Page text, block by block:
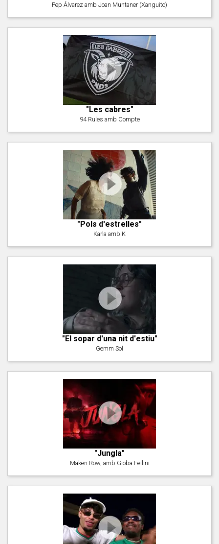
Pep Álvarez amb Joan Muntaner (Xanguito)
"Les cabres"
94 Rules amb Compte
"Pols d'estrelles"
Karla amb K
"El sopar d'una nit d'estiu"
Gemm Sol
"Jungla"
Maken Row, amb Gioba Fellini